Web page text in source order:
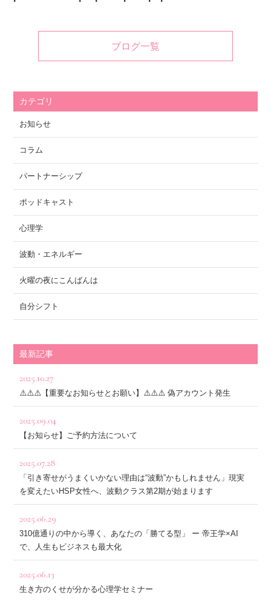
ブログ一覧
カテゴリ
お知らせ
コラム
パートナーシップ
ポッドキャスト
心理学
波動・エネルギー
火曜の夜にこんばんは
自分シフト
最新記事
2025.10.27
⚠️⚠️⚠️【重要なお知らせとお願い】⚠️⚠️⚠️ 偽アカウント発生
2025.09.04
【お知らせ】ご予約方法について
2025.07.28
「引き寄せがうまくいかない理由は“波動”かもしれません」現実
を変えたいHSP女性へ、波動クラス第2期が始まります
2025.06.29
310億通りの中から導く、あなたの「勝てる型」 ー 帝王学×AI
で、人生もビジネスも最大化
2025.06.13
生き方のくせが分かる心理学セミナー